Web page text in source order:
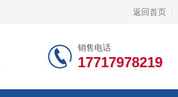
返回首页
销售电话
17717978219